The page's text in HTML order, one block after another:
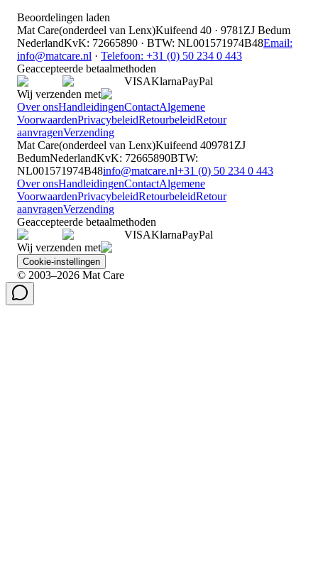
Beoordelingen laden
Mat Care(onderdeel van Lenx)Kuifeend 40 · 9781ZJ Bedum
NederlandKvK: 72665890 · BTW: NL001571974B48Email:
info@matcare.nl · Telefoon: +31 (0) 50 234 0 443
Geaccepteerde betaalmethoden
VISAKlarnaPayPal
Wij verzenden met
Over onsHandleidingenContactAlgemene
VoorwaardenPrivacybeleidRetourbeleidRetour
aanvragenVerzending
Mat Care(onderdeel van Lenx)Kuifeend 409781ZJ
BedumNederlandKvK: 72665890BTW:
NL001571974B48info@matcare.nl+31 (0) 50 234 0 443
Over onsHandleidingenContactAlgemene
VoorwaardenPrivacybeleidRetourbeleidRetour
aanvragenVerzending
Geaccepteerde betaalmethoden
VISAKlarnaPayPal
Wij verzenden met
Cookie-instellingen
© 2003–2026 Mat Care